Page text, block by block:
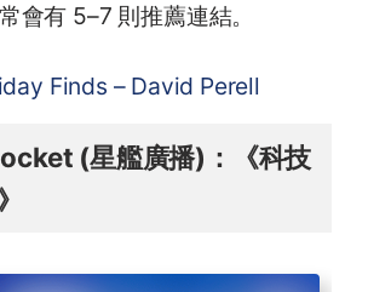
會有 5–7 則推薦連結。
Finds – David Perell
(星艦廣播)：《科技